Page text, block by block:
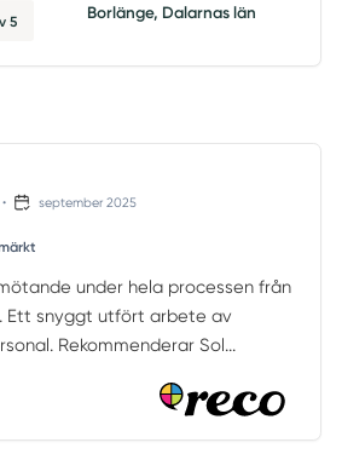
5 Borlänge, Dalarnas län
• september 2025
under hela processen från
Ett snyggt utfört arbete av
Rekommenderar Sol...